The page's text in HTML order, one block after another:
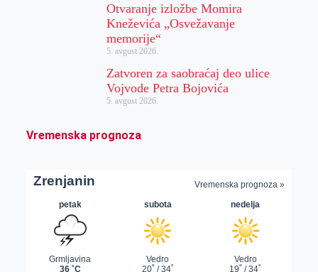
Otvaranje izložbe Momira
Kneževića „Osvežavanje
memorije“
5. avgust 2026.
Zatvoren za saobraćaj deo ulice
Vojvode Petra Bojovića
5. avgust 2026.
Vremenska prognoza